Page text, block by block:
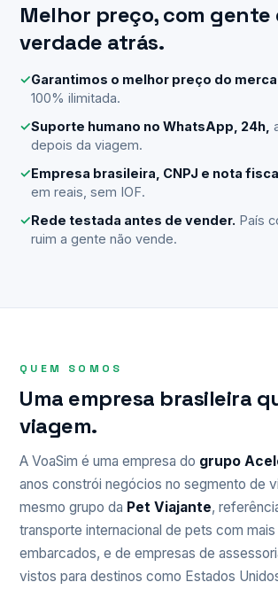
Melhor preço, com gente
verdade atrás.
✓Garantimos o melhor preço do
100% ilimitada.
✓Suporte humano no WhatsApp, 24h,
depois da viagem.
✓Empresa brasileira, CNPJ e nota
em reais, sem IOF.
✓Rede testada antes de vender. País
ruim a gente não vende.
QUEM SOMOS
Uma empresa brasileira
viagem.
A VoaSim é uma empresa do grupo
anos constrói negócios no segmento de
mesmo grupo da Pet Viajante,
transporte internacional de pets com
embarcados, e de empresas de
vistos para destinos como Estados